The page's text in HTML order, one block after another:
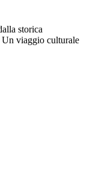
storica
Un viaggio culturale